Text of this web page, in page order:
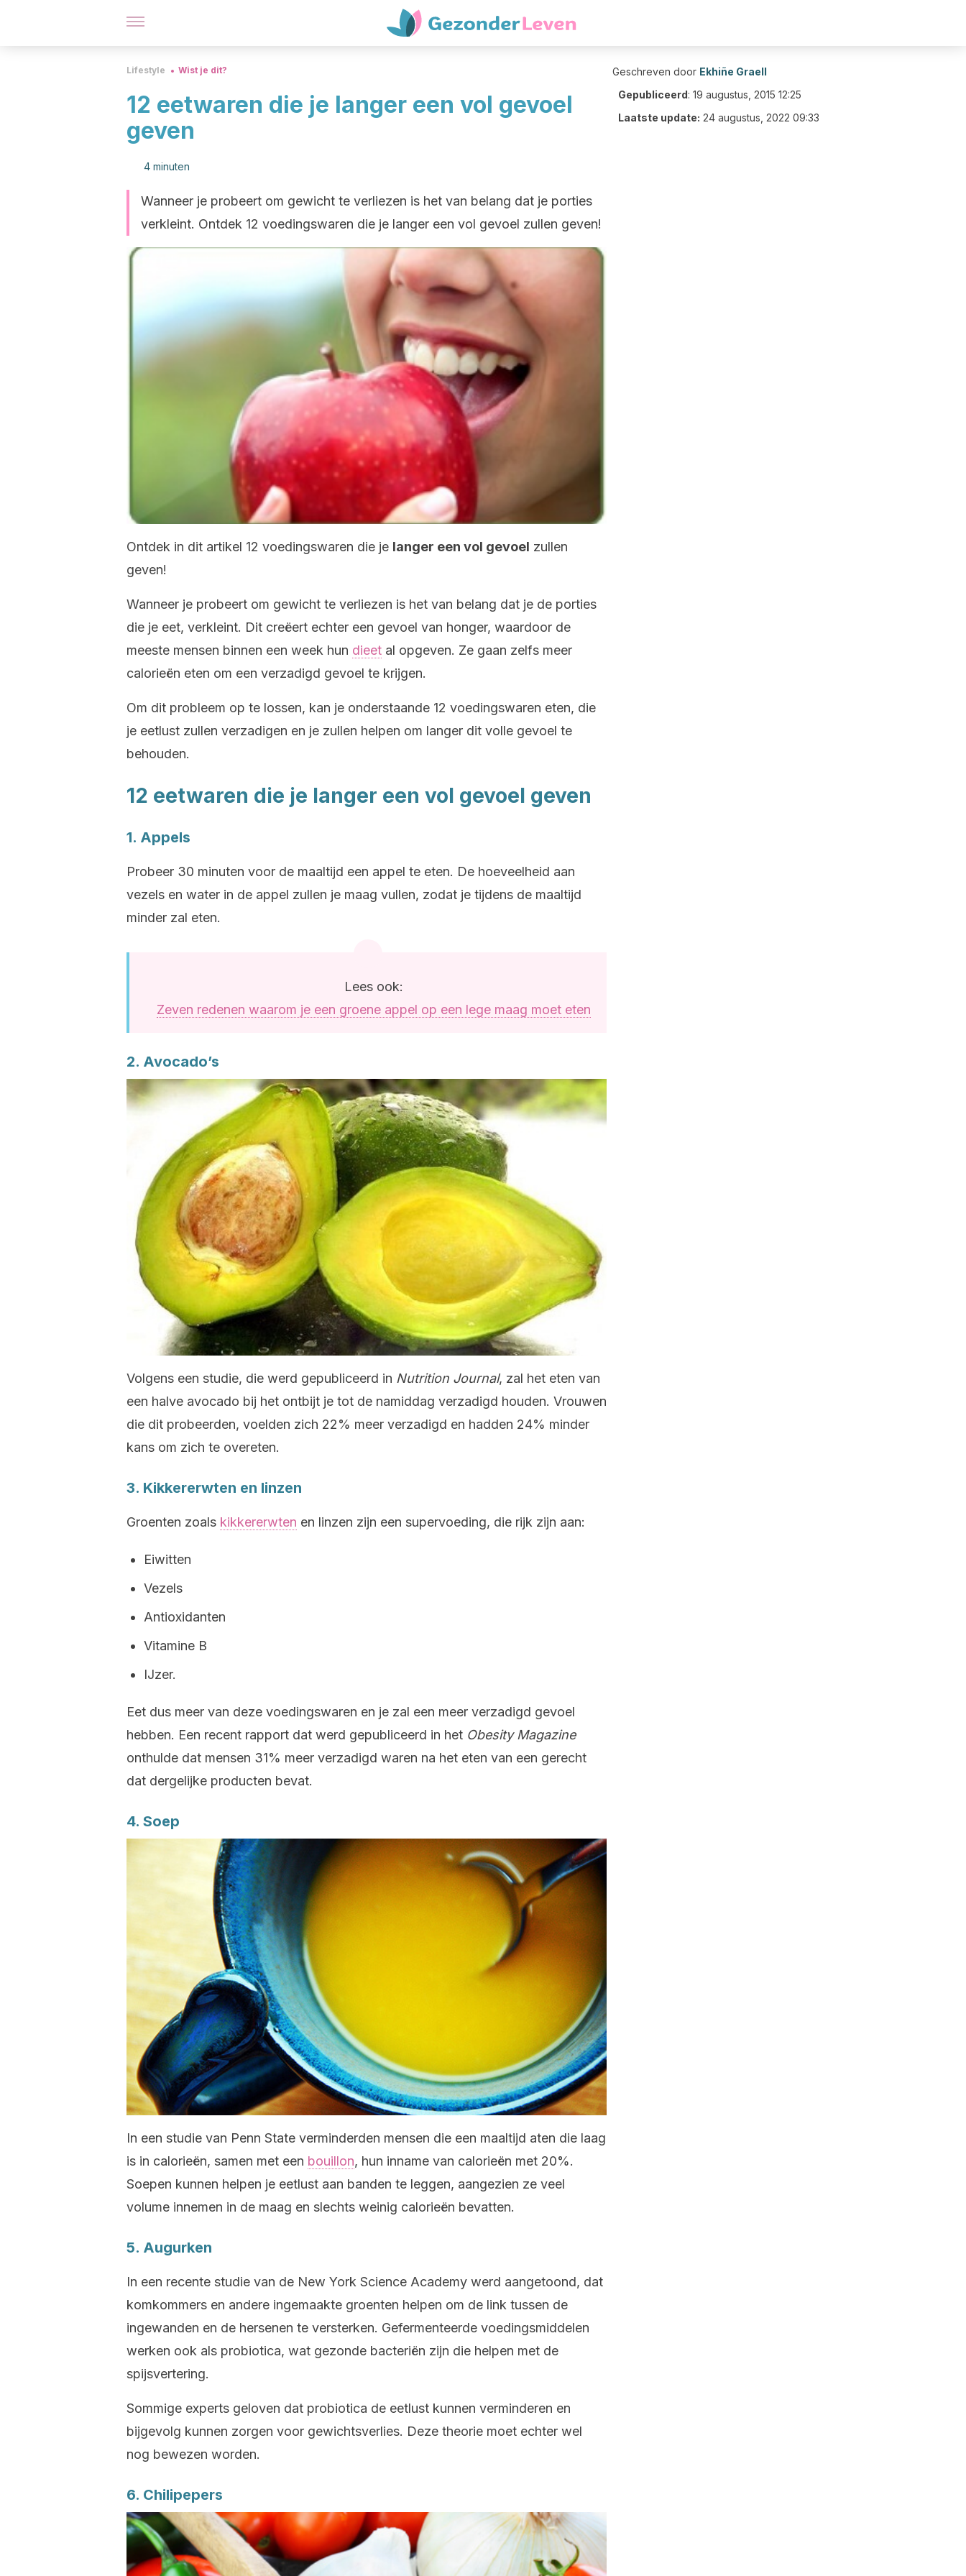
Lifestyle Wist je dit?
12 eetwaren die je langer een vol gevoel
geven
4 minuten
Wanneer je probeert om gewicht te verliezen is het van belang dat je porties
verkleint. Ontdek 12 voedingswaren die je langer een vol gevoel zullen geven!
Ontdek in dit artikel 12 voedingswaren die je langer een vol gevoel zullen
geven!
Wanneer je probeert om gewicht te verliezen is het van belang dat je de porties
die je eet, verkleint. Dit creëert echter een gevoel van honger, waardoor de
meeste mensen binnen een week hun dieet al opgeven. Ze gaan zelfs meer
calorieën eten om een verzadigd gevoel te krijgen.
Om dit probleem op te lossen, kan je onderstaande 12 voedingswaren eten, die
je eetlust zullen verzadigen en je zullen helpen om langer dit volle gevoel te
behouden.
12 eetwaren die je langer een vol gevoel geven
1. Appels
Probeer 30 minuten voor de maaltijd een appel te eten. De hoeveelheid aan
vezels en water in de appel zullen je maag vullen, zodat je tijdens de maaltijd
minder zal eten.
Lees ook:
Zeven redenen waarom je een groene appel op een lege maag moet eten
2. Avocado’s
Volgens een studie, die werd gepubliceerd in Nutrition Journal, zal het eten van
een halve avocado bij het ontbijt je tot de namiddag verzadigd houden. Vrouwen
die dit probeerden, voelden zich 22% meer verzadigd en hadden 24% minder
kans om zich te overeten.
3. Kikkererwten en linzen
Groenten zoals kikkererwten en linzen zijn een supervoeding, die rijk zijn aan:
Eiwitten
Vezels
Antioxidanten
Vitamine B
IJzer.
Eet dus meer van deze voedingswaren en je zal een meer verzadigd gevoel
hebben. Een recent rapport dat werd gepubliceerd in het Obesity Magazine
onthulde dat mensen 31% meer verzadigd waren na het eten van een gerecht
dat dergelijke producten bevat.
4. Soep
In een studie van Penn State verminderden mensen die een maaltijd aten die laag
is in calorieën, samen met een bouillon, hun inname van calorieën met 20%.
Soepen kunnen helpen je eetlust aan banden te leggen, aangezien ze veel
volume innemen in de maag en slechts weinig calorieën bevatten.
5. Augurken
In een recente studie van de New York Science Academy werd aangetoond, dat
komkommers en andere ingemaakte groenten helpen om de link tussen de
ingewanden en de hersenen te versterken. Gefermenteerde voedingsmiddelen
werken ook als probiotica, wat gezonde bacteriën zijn die helpen met de
spijsvertering.
Sommige experts geloven dat probiotica de eetlust kunnen verminderen en
bijgevolg kunnen zorgen voor gewichtsverlies. Deze theorie moet echter wel
nog bewezen worden.
6. Chilipepers
Geschreven door Ekhiñe Graell
Gepubliceerd: 19 augustus, 2015 12:25
Laatste update: 24 augustus, 2022 09:33